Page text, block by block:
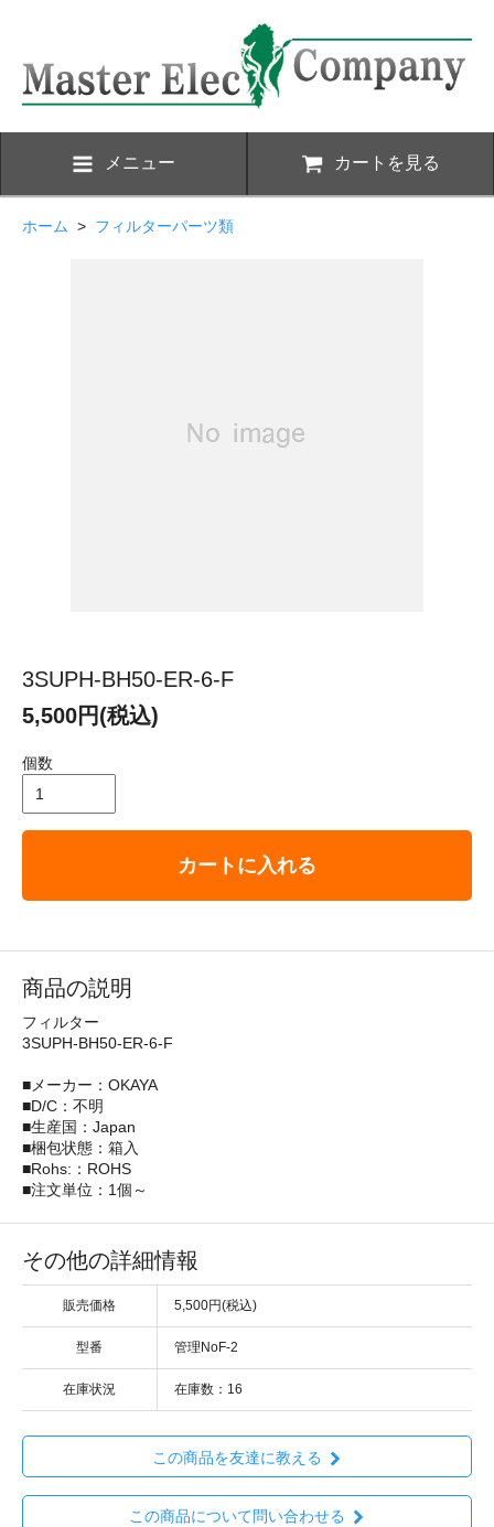
メニュー カートを見る
ホーム > フィルターパーツ類
3SUPH-BH50-ER-6-F
5,500円(税込)
個数
カートに入れる
商品の説明
フィルター
3SUPH-BH50-ER-6-F
■メーカー：OKAYA
■D/C：不明
■生産国：Japan
■梱包状態：箱入
■Rohs:：ROHS
■注文単位：1個～
その他の詳細情報
販売価格 5,500円(税込)
型番 管理NoF-2
在庫状況 在庫数：16
この商品を友達に教える
この商品について問い合わせる